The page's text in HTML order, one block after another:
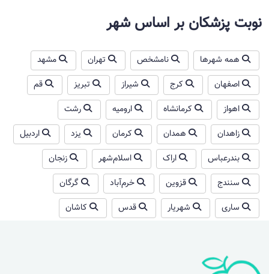
نوبت پزشکان بر اساس شهر
همه شهرها نامشخص تهران
مشهد
اصفهان
کرج شیراز تبریز
قم
اهواز
کرمانشاه ارومیه
رشت
زاهدان
همدان کرمان یزد
اردبیل
بندرعباس
اراک اسلام‌شهر
زنجان
سنندج
قزوین خرم‌آباد
گرگان
ساری
شهریار قدس کاشان